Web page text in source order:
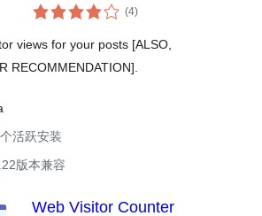
(4总
评)
views for your posts [ALSO,
RECOMMENDATION].
活跃安装
版本兼容
Web Visitor Counter